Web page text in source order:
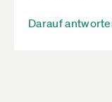
und ihr meinen
Darauf